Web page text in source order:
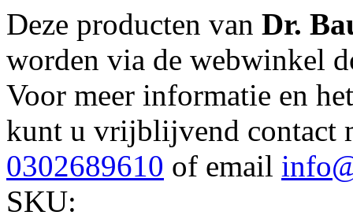
Deze producten van Dr.
worden via de webwinkel
Voor meer informatie en
kunt u vrijblijvend contact
0302689610 of email
SKU: